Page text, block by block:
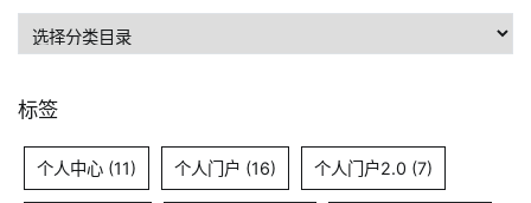
类
录
标签
个人中心 (11) 个人门户 (16) 个人门户2.0 (7)